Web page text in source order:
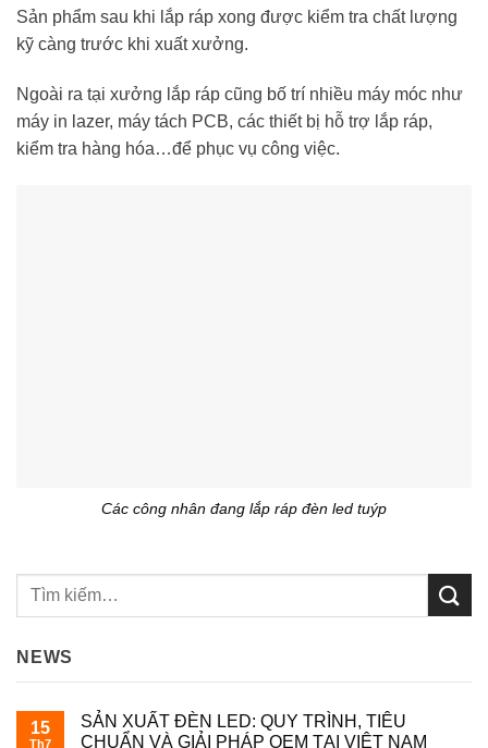
Sản phẩm sau khi lắp ráp xong được kiểm tra chất lượng
kỹ càng trước khi xuất xưởng.
Ngoài ra tại xưởng lắp ráp cũng bố trí nhiều máy móc như
máy in lazer, máy tách PCB, các thiết bị hỗ trợ lắp ráp,
kiểm tra hàng hóa…để phục vụ công việc.
Các công nhân đang lắp ráp đèn led tuýp
NEWS
15
Th7
SẢN XUẤT ĐÈN LED: QUY TRÌNH, TIÊU
CHUẨN VÀ GIẢI PHÁP OEM TẠI VIỆT NAM